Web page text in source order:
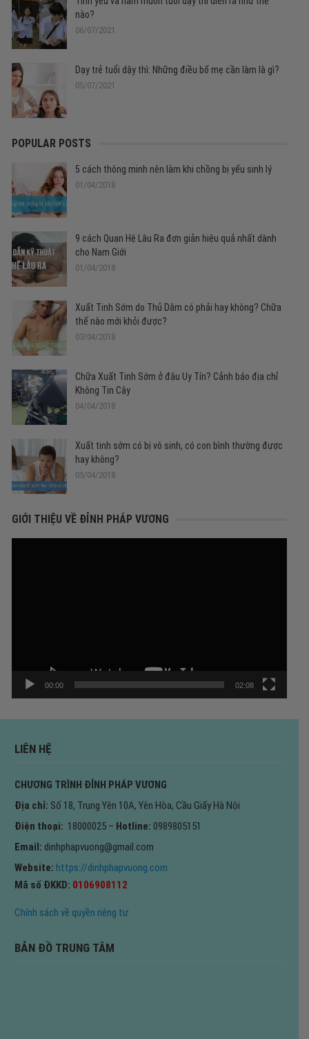
nào?
06/07/2021
Dạy trẻ tuổi dậy thì: Những điều bố mẹ cần làm là gì?
05/07/2021
POPULAR POSTS
5 cách thông minh nên làm khi chồng bị yếu sinh lý
01/04/2018
9 cách Quan Hệ Lâu Ra đơn giản hiệu quả nhất dành
cho Nam Giới
01/04/2018
Xuất Tinh Sớm do Thủ Dâm có phải hay không? Chữa
thế nào mới khỏi được?
03/04/2018
Chữa Xuất Tinh Sớm ở đâu Uy Tín? Cảnh báo địa chỉ
Không Tin Cậy
04/04/2018
Xuất tinh sớm có bị vô sinh, có con bình thường được
hay không?
05/04/2018
GIỚI THIỆU VỀ ĐỈNH PHÁP VƯƠNG
00:00 02:08
LIÊN HỆ
CHƯƠNG TRÌNH ĐỈNH PHÁP VƯƠNG
Địa chỉ: Số 18, Trung Yên 10A, Yên Hòa, Cầu Giấy Hà Nội
Điện thoại: 18000025 – Hotline: 0989805151
Email: dinhphapvuong@gmail.com
Website: https://dinhphapvuong.com
Mã số ĐKKD: 0106908112
Chính sách về quyền riêng tư
BẢN ĐỒ TRUNG TÂM